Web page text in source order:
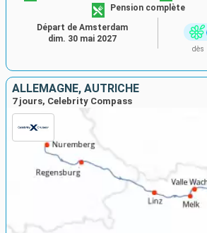
Pension complète
dès
Départ de Amsterdam
dim. 30 mai 2027
ALLEMAGNE, AUTRICHE
7 jours, Celebrity Compass